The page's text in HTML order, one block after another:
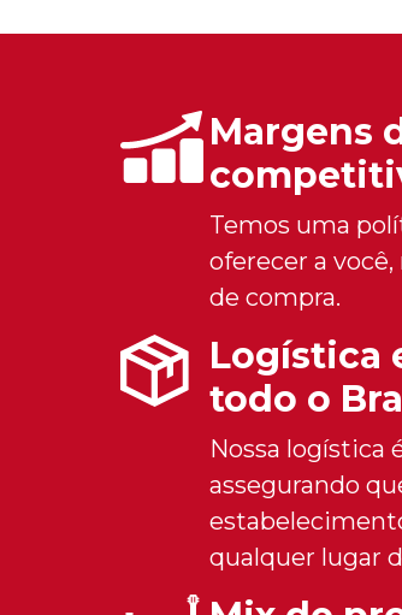
Margens
Temos uma
oferecer a
de compra.
Logística
todo o
Nossa logística
assegurando
qualquer lugar